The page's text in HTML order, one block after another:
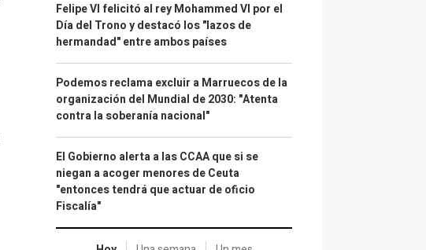
Felipe VI felicitó al rey Mohammed VI por el
Día del Trono y destacó los "lazos de
hermandad" entre ambos países
Podemos reclama excluir a Marruecos de la
organización del Mundial de 2030: "Atenta
contra la soberanía nacional"
El Gobierno alerta a las CCAA que si se
niegan a acoger menores de Ceuta
"entonces tendrá que actuar de oficio
Fiscalía"